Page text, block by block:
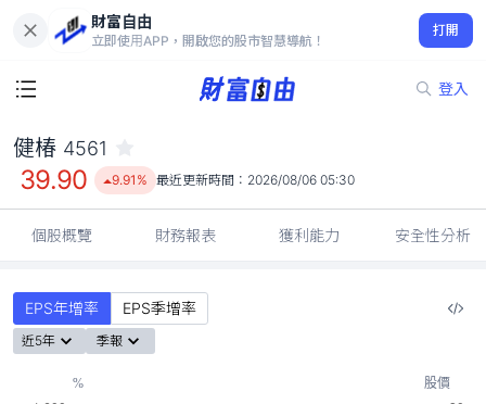
財富自由
立即使用APP，開啟您的股市智慧導航！
打開
登入
39.90
9.91%
健椿 4561
39.90 9.91% 最近更新時間： 2026/08/06 05:30
個股概覽 財務報表 獲利能力 安全性分析
EPS年增率 EPS季增率
近5年 季報